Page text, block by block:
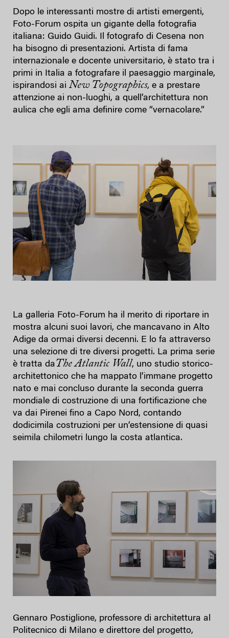
Dopo le interessanti mostre di artisti emergenti,
Foto-Forum ospita un gigante della fotografia
italiana: Guido Guidi. Il fotografo di Cesena non
ha bisogno di presentazioni. Artista di fama
internazionale e docente universitario, è stato tra i
primi in Italia a fotografare il paesaggio marginale,
ispirandosi aiNew Topographics, e a prestare
attenzione ai non-luoghi, a quell’architettura non
aulica che egli ama definire come “vernacolare.”
La galleria Foto-Forum ha il merito di riportare in
mostra alcuni suoi lavori, che mancavano in Alto
Adige da ormai diversi decenni. E lo fa attraverso
una selezione di tre diversi progetti. La prima serie
è tratta daThe Atlantic Wall, uno studio storico-
architettonico che ha mappato l’immane progetto
nato e mai concluso durante la seconda guerra
mondiale di costruzione di una fortificazione che
va dai Pirenei fino a Capo Nord, contando
dodicimila costruzioni per un’estensione di quasi
seimila chilometri lungo la costa atlantica.
Gennaro Postiglione, professore di architettura al
Politecnico di Milano e direttore del progetto,